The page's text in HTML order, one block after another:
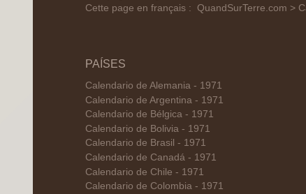
Cette page en français : QuandSurTerre.com >
PAÍSES
Calendario de Alemania - 1971
Calendario de Argentina - 1971
Calendario de Bélgica - 1971
Calendario de Bolivia - 1971
Calendario de Brasil - 1971
Calendario de Canadá - 1971
Calendario de Chile - 1971
Calendario de Colombia - 1971